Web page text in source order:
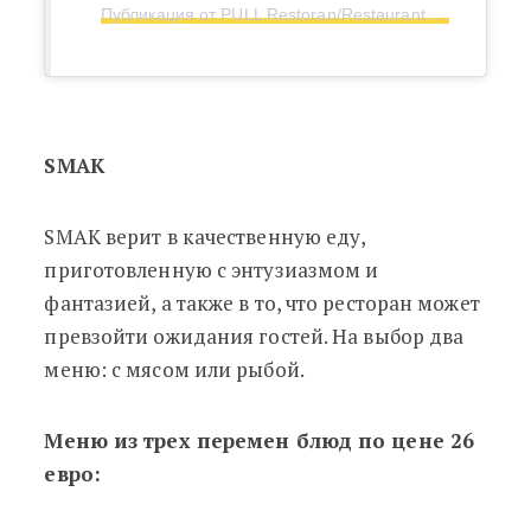
Публикация от PULL Restoran/Restaurant (@pullrestaurant)
SMAK
SMAK верит в качественную еду,
приготовленную с энтузиазмом и
фантазией, а также в то, что ресторан может
превзойти ожидания гостей. На выбор два
меню: с мясом или рыбой.
Меню из трех перемен блюд по цене 26
евро: